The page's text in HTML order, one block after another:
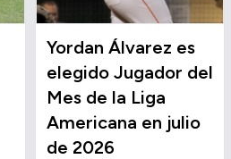
Yordan Álvarez es
elegido Jugador del
Mes de la Liga
Americana en julio
de 2026